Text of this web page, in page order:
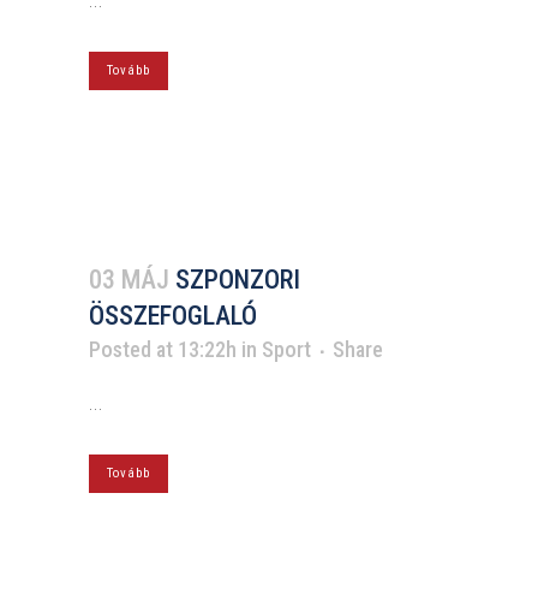
Tovább
03 MÁJ SZPONZORI
ÖSSZEFOGLALÓ
Posted at 13:22h in Sport Share
Tovább